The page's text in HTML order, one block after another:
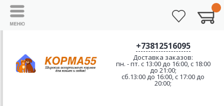
+73812516095
Доставка заказов:
пн. - пт. с 13:00 до 16:00, с 18:00
до 21:00;
сб.13:00 до 16:00, с 17:00 до
20:00;